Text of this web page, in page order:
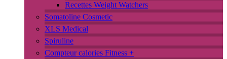
Recettes Weight Watchers
Somatoline Cosmetic
XLS Medical
Spiruline
Compteur calories Fitness +